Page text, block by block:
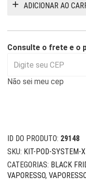
ADICIONAR AO
Consulte o frete e o
Não sei meu cep
ID DO PRODUTO: 29148
SKU: KIT-POD-SYSTEM-
CATEGORIAS: BLACK
VAPORESSO,